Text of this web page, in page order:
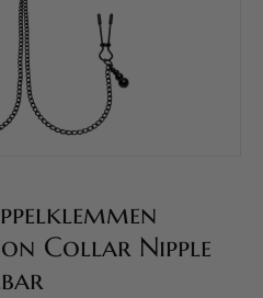
Collar Nipple